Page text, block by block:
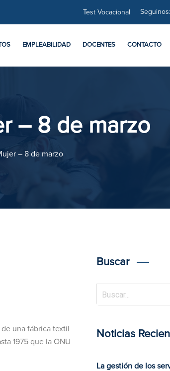
Test Vocacional Seguinos:
EMPLEABILIDAD DOCENTES CONTACTO
– 8 de marzo
– 8 de marzo
una fábrica textil
1975 que la ONU
Buscar
Noticias
La gestión de los